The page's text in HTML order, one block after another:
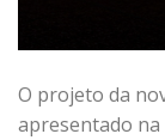
O projeto da
apresentado